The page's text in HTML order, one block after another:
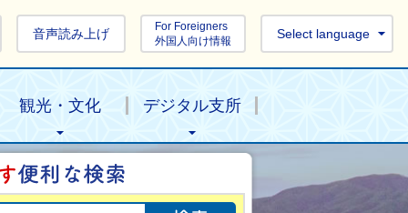
音声読み上げ
For Foreigners
外国人向け情報
Select language
観光・文化 デジタル支所
目的の情報を探